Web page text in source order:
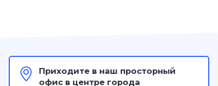
Приходите в наш просторный
офис в центре города